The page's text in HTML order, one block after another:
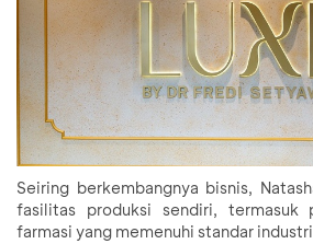
Seiring berkembangnya bisnis,
fasilitas produksi sendiri, termasuk
farmasi yang memenuhi standar